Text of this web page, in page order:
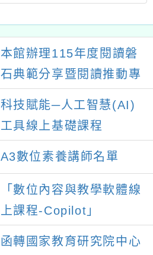
本館辦理115年度閱讀磐
石典範分享暨閱讀推動專
科技賦能─人工智慧(AI)
工具線上基礎課程
A3數位素養講師名單
「數位內容與教學軟體線
上課程-Copilot」
函轉國家教育研究院中心
臺灣桃園地方檢察署為
童少年暑期犯罪預防活
動一案